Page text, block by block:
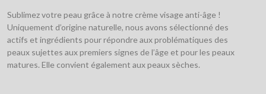
Sublimez votre peau grâce à notre crème visage anti-âge !
Uniquement d’origine naturelle, nous avons sélectionné des
actifs et ingrédients pour répondre aux problématiques des
peaux sujettes aux premiers signes de l’âge et pour les peaux
matures. Elle convient également aux peaux sèches.